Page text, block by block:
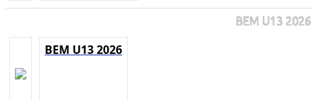
BEM U13 2026
BEM U13 2026